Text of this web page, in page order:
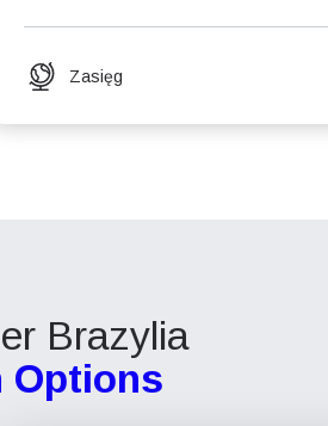
Zasięg
Brazylia
Options